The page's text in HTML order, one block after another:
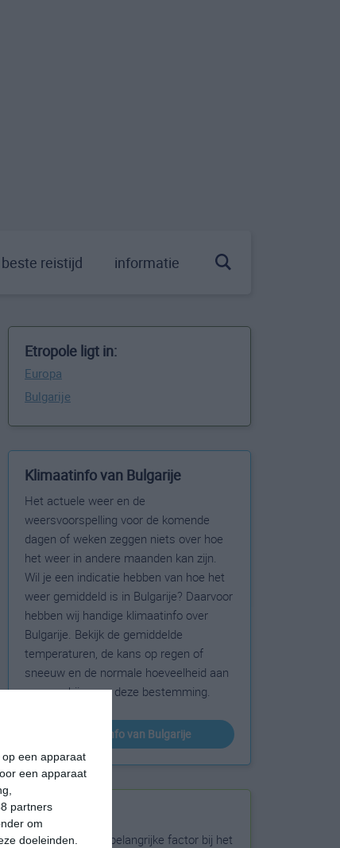
een apparaat
een apparaat
partners
om
doeleinden.
beste reistijd informatie
Etropole ligt in:
Europa
Bulgarije
Klimaatinfo van Bulgarije
Het actuele weer en de
weersvoorspelling voor de komende
dagen of weken zeggen niets over hoe
het weer in andere maanden kan zijn.
Wil je een indicatie hebben van hoe het
weer gemiddeld is in Bulgarije? Daarvoor
hebben wij handige klimaatinfo over
Bulgarije. Bekijk de gemiddelde
temperaturen, de kans op regen of
sneeuw en de normale hoeveelheid aan
zonneschijn voor deze bestemming.
klimaatinfo van Bulgarije
Beste reistijd
Het weer is een belangrijke factor bij het